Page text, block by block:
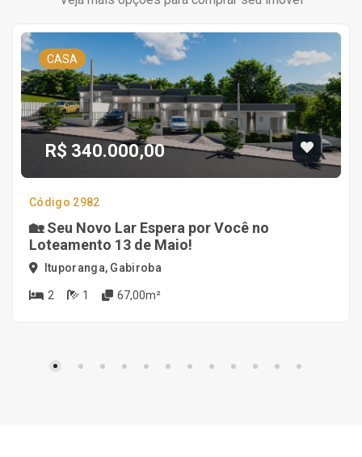
CASA
R$ 340.000,00
Código 2982
🏡 Seu Novo Lar Espera por Você no
Loteamento 13 de Maio!
Ituporanga, Gabiroba
2 1 67,00m²